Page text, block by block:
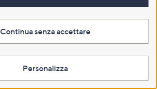
Continua senza accettare
Personalizza